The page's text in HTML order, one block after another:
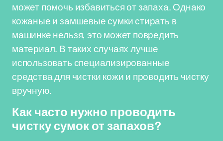
может помочь избавиться от запаха. Однако
кожаные и замшевые сумки стирать в
машинке нельзя, это может повредить
материал. В таких случаях лучше
использовать специализированные
средства для чистки кожи и проводить чистку
вручную.
Как часто нужно проводить
чистку сумок от запахов?